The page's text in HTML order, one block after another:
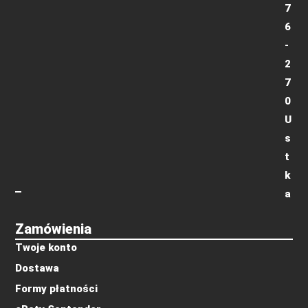
Zamówienia
Twoje konto
Dostawa
Formy płatności
7
6
-
2
7
0
U
s
t
k
a